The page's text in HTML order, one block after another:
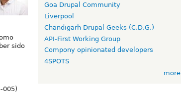
sido
005)
Goa Drupal Community
Liverpool
Chandigarh Drupal Geeks (C.D.G.)
API-First Working Group
Compony opinionated developers
4SPOTS
more